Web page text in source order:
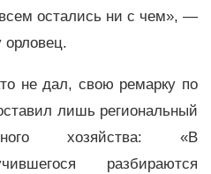
остались ни с чем», —
орловец.
не дал, свою ремарку по
лишь региональный
хозяйства: «В
разбираются